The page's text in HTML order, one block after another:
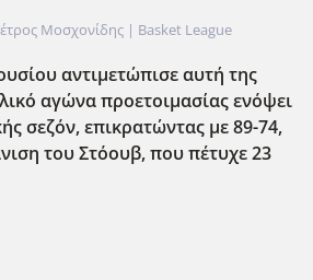
Μοσχονίδης | Basket League
αντιμετώπισε αυτή της
αγώνα προετοιμασίας ενόψει
σεζόν, επικρατώντας με 89-74,
του Στόουβ, που πέτυχε 23